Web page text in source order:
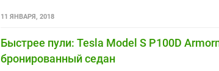
11 ЯНВАРЯ, 2018
Быстрее пули: Tesla Model S P100D
бронированный седан